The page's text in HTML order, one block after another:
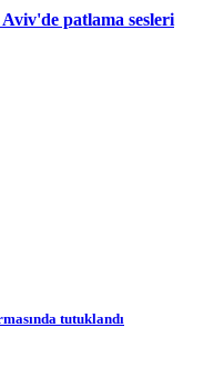
patlama sesleri
tutuklandı